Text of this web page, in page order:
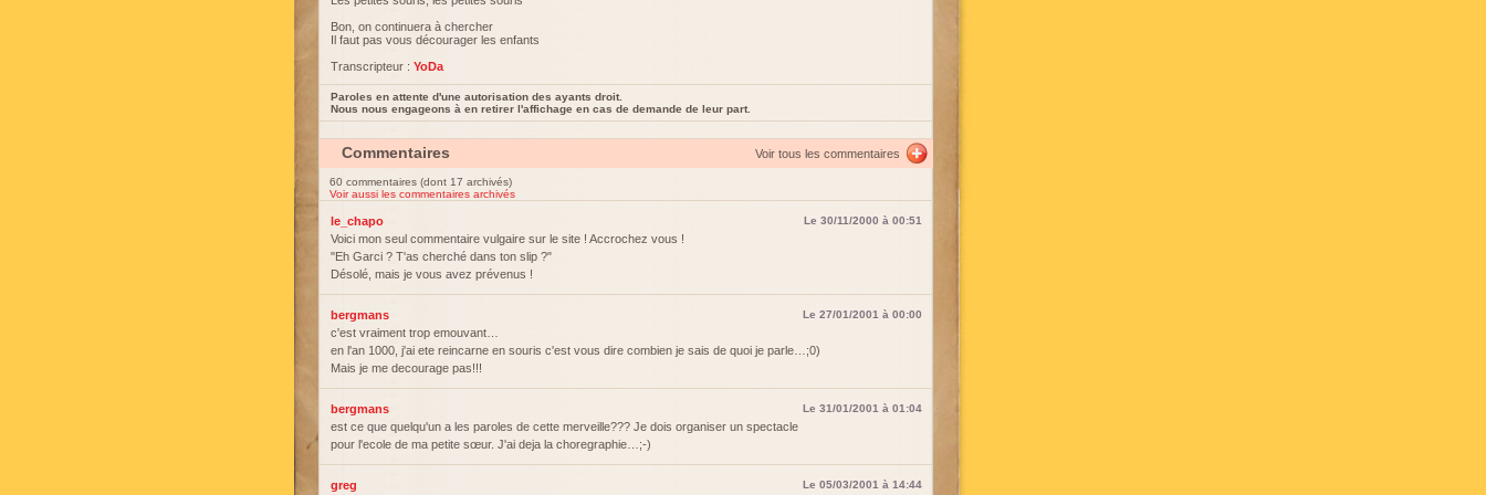
Bon, on continuera à chercher
Il faut pas vous décourager les enfants
Transcripteur : YoDa
Paroles en attente d'une autorisation des ayants droit.
Nous nous engageons à en retirer l'affichage en cas de demande de leur part.
Commentaires Voir tous les commentaires
60 commentaires (dont 17 archivés)
Voir aussi les commentaires archivés
le_chapo Le 30/11/2000 à 00:51
Voici mon seul commentaire vulgaire sur le site ! Accrochez vous !
"Eh Garci ? T'as cherché dans ton slip ?"
Désolé, mais je vous avez prévenus !
bergmans Le 27/01/2001 à 00:00
c'est vraiment trop emouvant…
en l'an 1000, j'ai ete reincarne en souris c'est vous dire combien je sais de quoi je parle…;0)
Mais je me decourage pas!!!
bergmans Le 31/01/2001 à 01:04
est ce que quelqu'un a les paroles de cette merveille??? Je dois organiser un spectacle
pour l'ecole de ma petite sœur. J'ai deja la choregraphie…;-)
greg Le 05/03/2001 à 14:44